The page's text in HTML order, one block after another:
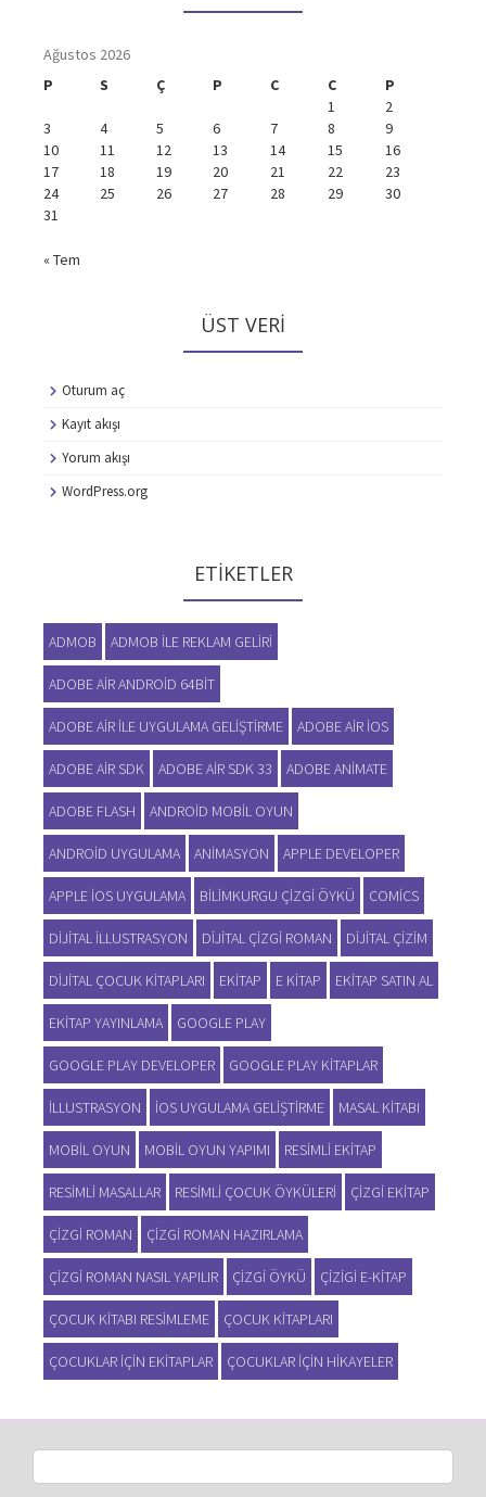
Ağustos 2026
P
S Ç P C C
P
1
2
3
4 5 6 7 8
9
10
11 12 13 14 15
16
17
18 19 20 21 22
23
24
25 26 27 28 29
30
31
« Tem
ÜST VERI
Oturum aç
Kayıt akışı
Yorum akışı
WordPress.org
ETIKETLER
ADMOB ADMOB ILE REKLAM GELIRI
ADOBE AIR ANDROID 64BIT
ADOBE AIR ILE UYGULAMA GELIŞTIRME ADOBE AIR IOS
ADOBE AIR SDK ADOBE AIR SDK 33 ADOBE ANIMATE
ADOBE FLASH ANDROID MOBIL OYUN
ANDROID UYGULAMA ANIMASYON APPLE DEVELOPER
APPLE IOS UYGULAMA BILIMKURGU ÇIZGI ÖYKÜ COMICS
DIJITAL ILLUSTRASYON DIJITAL ÇIZGI ROMAN DIJITAL ÇIZIM
DIJITAL ÇOCUK KITAPLARI EKITAP E KITAP EKITAP SATIN AL
EKITAP YAYINLAMA GOOGLE PLAY
GOOGLE PLAY DEVELOPER GOOGLE PLAY KITAPLAR
ILLUSTRASYON IOS UYGULAMA GELIŞTIRME MASAL KITABI
MOBIL OYUN MOBIL OYUN YAPIMI RESIMLI EKITAP
RESIMLI MASALLAR RESIMLI ÇOCUK ÖYKÜLERI ÇIZGI EKITAP
ÇIZGI ROMAN ÇIZGI ROMAN HAZIRLAMA
ÇIZGI ROMAN NASIL YAPILIR ÇIZGI ÖYKÜ ÇIZIGI E-KITAP
ÇOCUK KITABI RESIMLEME ÇOCUK KITAPLARI
ÇOCUKLAR IÇIN EKITAPLAR ÇOCUKLAR IÇIN HIKAYELER